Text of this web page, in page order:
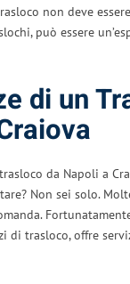
non deve
può essere
di un
da Napoli a
Non sei solo.
di trasloco, offre